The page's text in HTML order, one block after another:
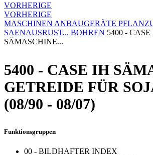
VORHERIGE
VORHERIGE
MASCHINEN ANBAUGERÄTE
SAENAUSRUST... BOHREN 5400 - CASE
SÄMASCHINE...
5400 - CASE IH
GETREIDE FÜR
(08/90 - 08/07)
Funktionsgruppen
00 - BILDHAFTER INDEX